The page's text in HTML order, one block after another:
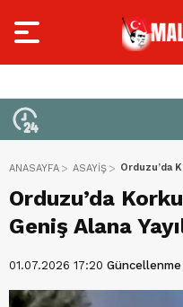
ANASAYFA ASAYİŞ Orduzu’da
Orduzu’da
Geniş Alana
01.07.2026 17:20 Güncellenme